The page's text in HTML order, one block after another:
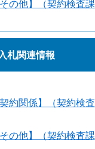
の他】（契約検査課
入札関連情報
約関係】（契約検査
の他】（契約検査課